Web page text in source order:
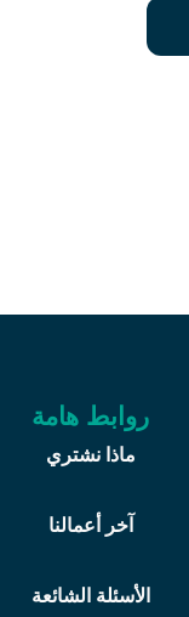
روابط هامة
ماذا نشتري
آخر أعمالنا
الأسئلة الشائعة